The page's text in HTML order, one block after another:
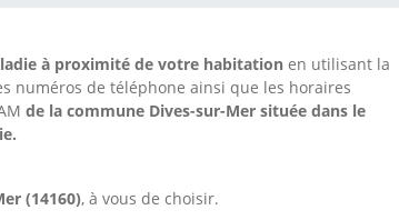
à proximité de votre habitation en utilisant la
numéros de téléphone ainsi que les horaires
de la commune Dives-sur-Mer située dans le
(14160), à vous de choisir.